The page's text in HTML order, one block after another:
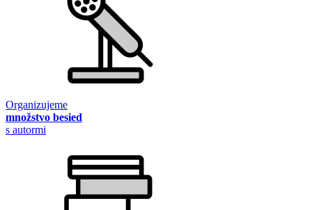
Organizujeme
množstvo besied
s autormi